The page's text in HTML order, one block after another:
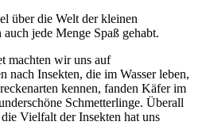
über die Welt der kleinen
jede Menge Spaß gehabt.
machten wir uns auf
nach Insekten, die im Wasser leben,
kennen, fanden Käfer im
Schmetterlinge. Überall
Vielfalt der Insekten hat uns